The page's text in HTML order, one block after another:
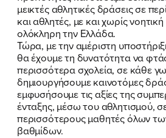
μεικτές αθλητικές δράσεις σε
και αθλητές, με και χωρίς
ολόκληρη την Ελλάδα.
Τώρα, με την αμέριστη
θα έχουμε τη δυνατότητα να
περισσότερα σχολεία, σε κάθε
δημιουργήσουμε καινοτόμες
εμφυσήσουμε τις αξίες της
ένταξης, μέσω του αθλητισμού,
περισσότερους μαθητές όλων
βαθμίδων.